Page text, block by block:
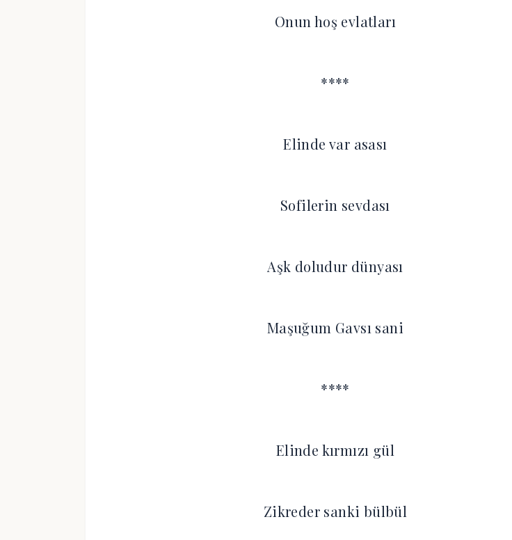
Onun hoş evlatları
****
Elinde var asası
Sofilerin sevdası
Aşk doludur dünyası
Maşuğum Gavsı sani
****
Elinde kırmızı gül
Zikreder sanki bülbül